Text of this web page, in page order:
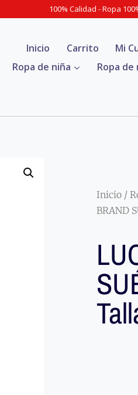
100% Calidad - Ropa
Inicio Carrito Mi
Ropa de niña
Ropa de
Inicio /
BRAND